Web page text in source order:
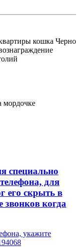
кошка Черно
мордочке
для
его скрыть в
звонков когда
укажите